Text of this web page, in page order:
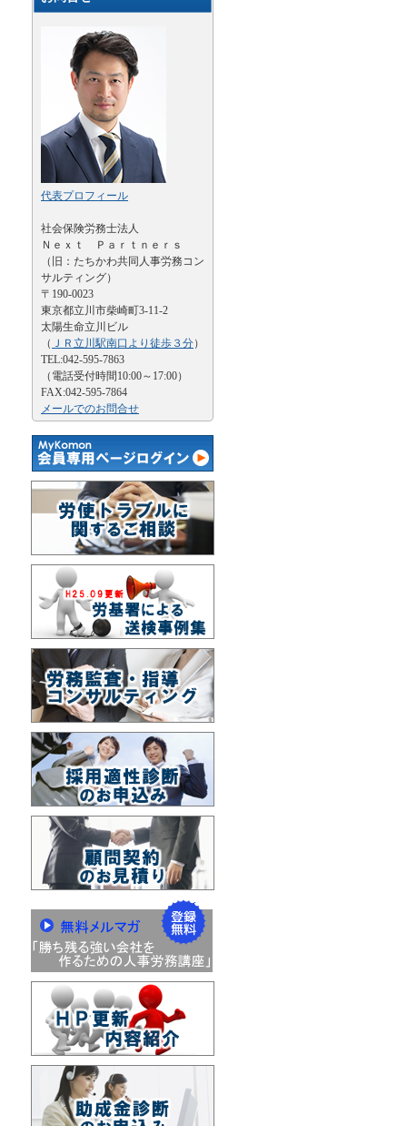
代表プロフィール
社会保険労務士法人
Ｎｅｘｔ Ｐａｒｔｎｅｒｓ
（旧：たちかわ共同人事労務コン
サルティング）
〒190-0023
東京都立川市柴崎町3-11-2
太陽生命立川ビル
（ ＪＲ立川駅南口より徒歩３分）
TEL:042-595-7863
（電話受付時間10:00～17:00）
FAX:042-595-7864
メールでのお問合せ